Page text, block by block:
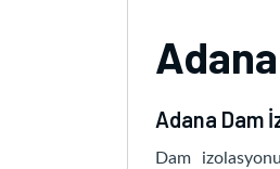
Adana Dam
Dam